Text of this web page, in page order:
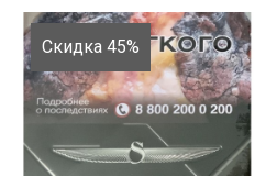
Скидка 45%